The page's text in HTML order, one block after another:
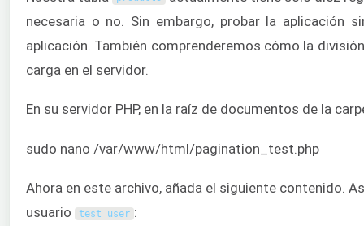
necesaria o no. Sin embargo, probar la aplicación
aplicación. También comprenderemos cómo la
carga en el servidor.
En su servidor PHP, en la raíz de documentos de la
sudo nano /var/www/html/pagination_test.php
Ahora en este archivo, añada el siguiente contenido.
usuario
test_user :